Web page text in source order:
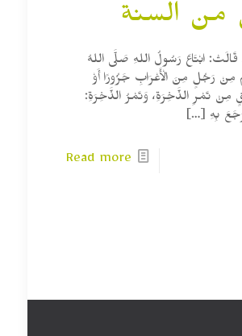
السنة
ابْتَاعَ رَسُولُ اللهِ صَلَّى اللهُ
مِنْ رَجُلٍ مِنَ الْأَعْرَابِ جَزُورًا أَوْ
مِنْ تَمْرِ الذَّخِرَةِ، وَتَمْرُ الذَّخِرَةِ:
بِهِ […]
Read more